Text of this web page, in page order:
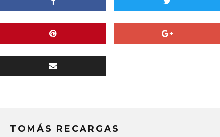
TOMÁS RECARGAS